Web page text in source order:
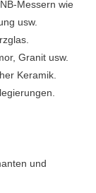
Messern wie
usw.
Granit usw.
Keramik.
und